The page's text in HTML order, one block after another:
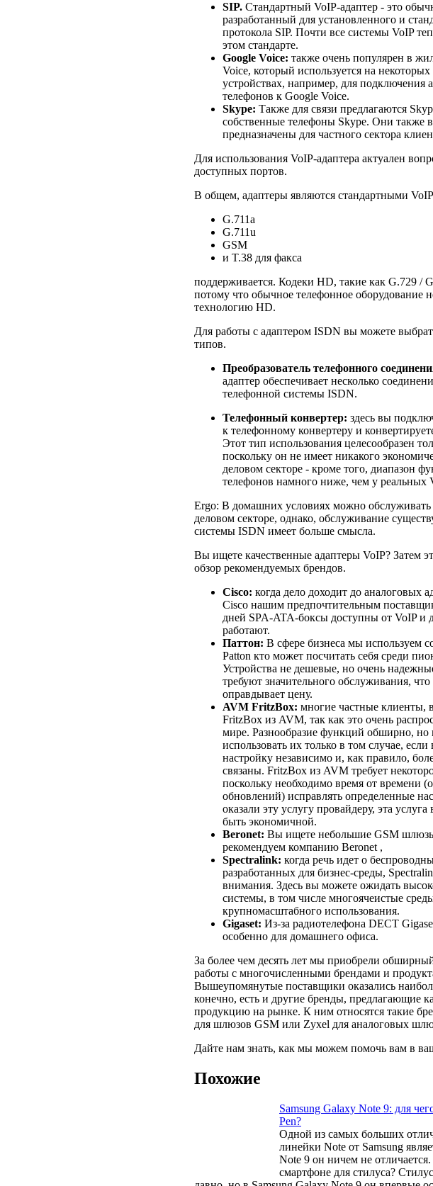
SIP. Стандартный VoIP-адаптер - это
разработанный для установленного и
протокола SIP. Почти все системы VoIP
этом стандарте.
Google Voice: также очень популярен в
Voice, который используется на
устройствах, например, для подключения
телефонов к Google Voice.
Skype: Также для связи предлагаются
собственные телефоны Skype. Они также
предназначены для частного сектора
Для использования VoIP-адаптера актуален
доступных портов.
В общем, адаптеры являются стандартными
G.711a
G.711u
GSM
и T.38 для факса
поддерживается. Кодеки HD, такие как G.729 /
потому что обычное телефонное оборудование
технологию HD.
Для работы с адаптером ISDN вы можете
типов.
Преобразователь телефонного
адаптер обеспечивает несколько
телефонной системы ISDN.
Телефонный конвертер: здесь вы
к телефонному конвертеру и
Этот тип использования целесообразен
поскольку он не имеет никакого
деловом секторе - кроме того, диапазон
телефонов намного ниже, чем у реальных
Ergo: В домашних условиях можно
деловом секторе, однако, обслуживание
системы ISDN имеет больше смысла.
Вы ищете качественные адаптеры VoIP? Затем
обзор рекомендуемых брендов.
Cisco: когда дело доходит до аналоговых
Cisco нашим предпочтительным
дней SPA-ATA-боксы доступны от VoIP и
работают.
Паттон: В сфере бизнеса мы используем
Patton кто может посчитать себя среди
Устройства не дешевые, но очень
требуют значительного обслуживания,
оправдывает цену.
AVM FritzBox: многие частные клиенты,
FritzBox из AVM, так как это очень
мире. Разнообразие функций обширно,
использовать их только в том случае,
настройку независимо и, как правило,
связаны. FritzBox из AVM требует
поскольку необходимо время от времени
обновлений) исправлять определенные
оказали эту услугу провайдеру, эта услуга
быть экономичной.
Beronet: Вы ищете небольшие GSM
рекомендуем компанию Beronet ,
Spectralink: когда речь идет о
разработанных для бизнес-среды,
внимания. Здесь вы можете ожидать
системы, в том числе многоячеистые
крупномасштабного использования.
Gigaset: Из-за радиотелефона DECT
особенно для домашнего офиса.
За более чем десять лет мы приобрели
работы с многочисленными брендами и
Вышеупомянутые поставщики оказались
конечно, есть и другие бренды, предлагающие
продукцию на рынке. К ним относятся такие
для шлюзов GSM или Zyxel для аналоговых
Дайте нам знать, как мы можем помочь вам в
Похожие
Samsung Galaxy Note 9: для
Pen?
Одной из самых больших
линейки Note от Samsung
Note 9 он ничем не отличается.
смартфоне для стилуса?